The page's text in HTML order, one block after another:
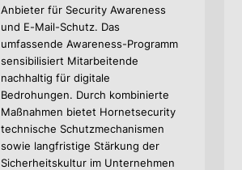
Anbieter für Security Awareness
und E-Mail-Schutz. Das
umfassende Awareness-Programm
sensibilisiert Mitarbeitende
nachhaltig für digitale
Bedrohungen. Durch kombinierte
Maßnahmen bietet Hornetsecurity
technische Schutzmechanismen
sowie langfristige Stärkung der
Sicherheitskultur im Unternehmen